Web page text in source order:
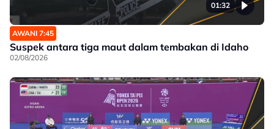
01:32
AWANI 7:45
Suspek antara tiga maut dalam tembakan di Idaho
02/08/2026